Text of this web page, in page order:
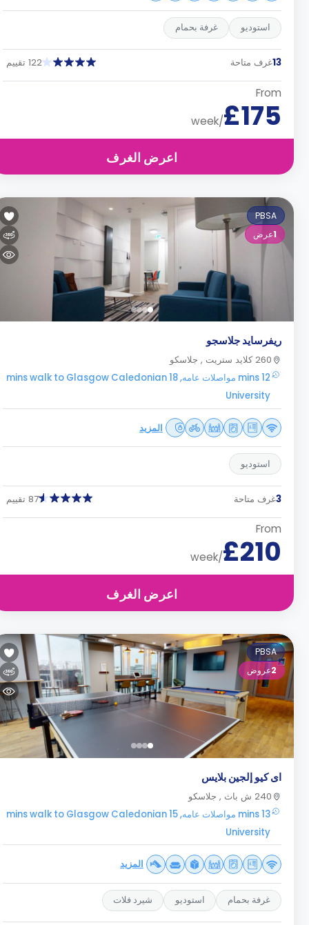
استوديو غرفة بحمام
غرف متاحة 122 تقييم
From
£175
/week
اعرض الغرف
PBSA
1
عرض
ريفرسايد جلاسجو
260 كلايد ستريت , جلاسكو
12 mins مواصلات عامه, 18 mins walk to Glasgow Caledonian
University
المزيد
استوديو
غرف متاحة 87 تقييم
From
£210
/week
اعرض الغرف
PBSA
2 عروض
اى كيو إلجين بلايس
240 ش باث , جلاسكو
13 mins مواصلات عامه, 15 mins walk to Glasgow Caledonian
University
المزيد
غرفة بحمام استوديو شيرد فلات